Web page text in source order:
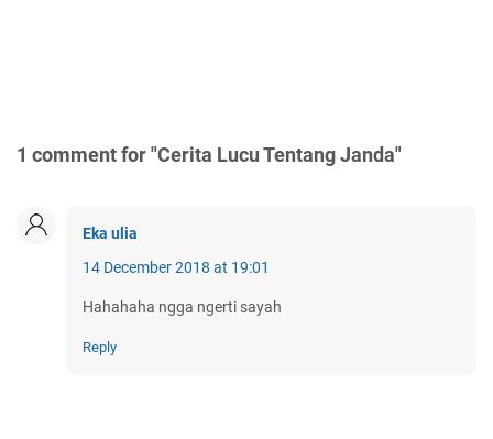
1 comment for "Cerita Lucu Tentang Janda"
Eka ulia
14 December 2018 at 19:01
Hahahaha ngga ngerti sayah
Reply